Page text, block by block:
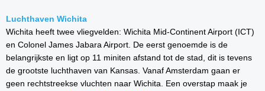
Luchthaven Wichita
Wichita heeft twee vliegvelden: Wichita Mid-Continent Airport (ICT)
en Colonel James Jabara Airport. De eerst genoemde is de
belangrijkste en ligt op 11 miniten afstand tot de stad, dit is tevens
de grootste luchthaven van Kansas. Vanaf Amsterdam gaan er
geen rechtstreekse vluchten naar Wichita. Een overstap maak je